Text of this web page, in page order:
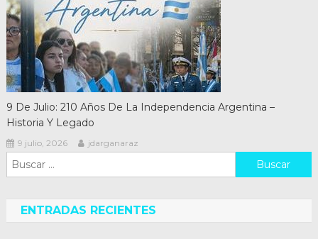
9 De Julio: 210 Años De La Independencia Argentina –
Historia Y Legado
9 julio, 2026 jdarganaraz
Buscar:
ENTRADAS RECIENTES